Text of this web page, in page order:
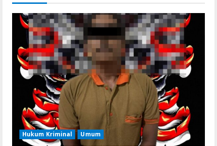
1
August 9, 2026
2
Umum
Satreskrim Polres Way Kanan Ungkap
Kasus Persetubuhan terhadap Anak,
Tersangka Ayah Tiri Diamankan
August 9, 2026
3
Coop
Uncharted: Legacy of Thieves
Collection Compressed Repack 2026
August 9, 2026
Hukum Kriminal Umum